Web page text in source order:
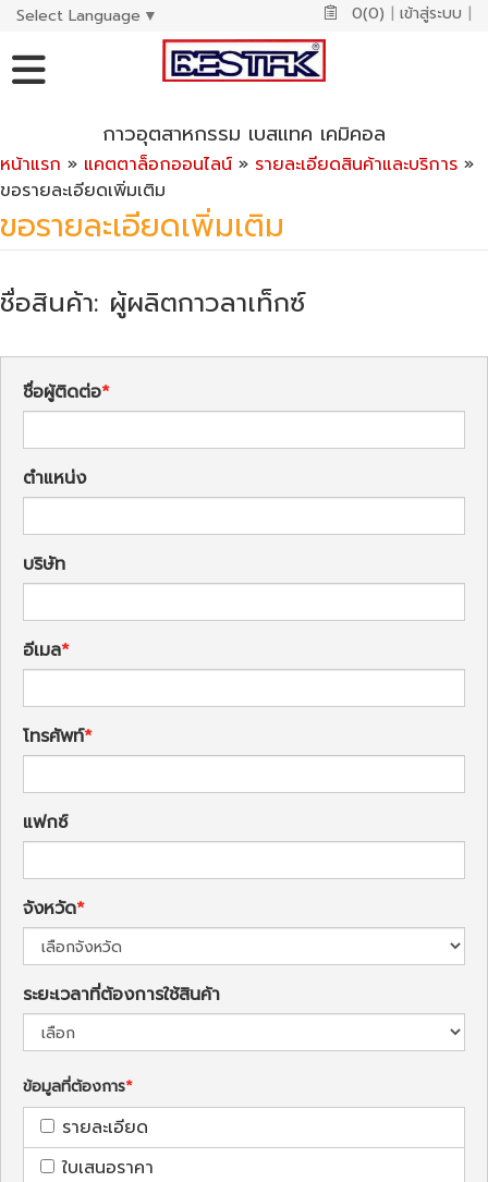
Select Language ▼ 0(0) | เข้าสู่ระบบ |
กาวอุตสาหกรรม เบสแทค เคมิคอล
หน้าแรก » แคตตาล็อกออนไลน์ » รายละเอียดสินค้าและบริการ »
ขอรายละเอียดเพิ่มเติม
ขอรายละเอียดเพิ่มเติม
ชื่อสินค้า: ผู้ผลิตกาวลาเท็กซ์
ชื่อผู้ติดต่อ
ตำแหน่ง
บริษัท
อีเมล
โทรศัพท์
แฟกซ์
จังหวัด
ระยะเวลาที่ต้องการใช้สินค้า
ข้อมูลที่ต้องการ
รายละเอียด
ใบเสนอราคา